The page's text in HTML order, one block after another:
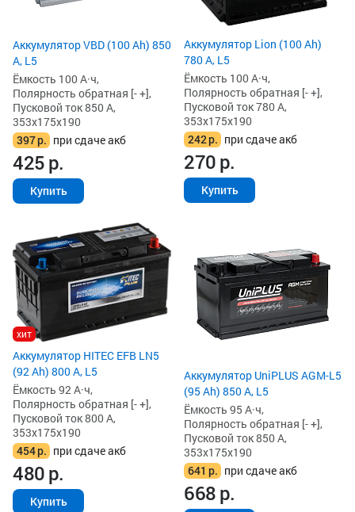
Аккумулятор VBD (100 Ah) 850
А, L5
Ёмкость 100 А·ч,
Полярность обратная [- +],
Пусковой ток 850 А,
353x175x190
397р. при сдаче акб
425р.
Купить
Аккумулятор Lion (100 Ah)
780 А, L5
Ёмкость 100 А·ч,
Полярность обратная [- +],
Пусковой ток 780 А,
353x175x190
242р. при сдаче акб
270р.
Купить
хит
Аккумулятор HITEC EFB LN5
(92 Ah) 800 А, L5
Ёмкость 92 А·ч,
Полярность обратная [- +],
Пусковой ток 800 А,
353x175x190
454р. при сдаче акб
480р.
Купить
Аккумулятор UniPLUS AGM-L5
(95 Ah) 850 А, L5
Ёмкость 95 А·ч,
Полярность обратная [- +],
Пусковой ток 850 А,
353x175x190
641 р. при сдаче акб
668р.